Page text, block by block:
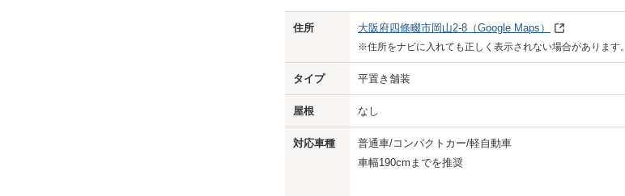
住所
大阪府四條畷市岡山2-8 （Google Maps）
※住所をナビに入れても正しく表示されない場合があります。
タイプ 平置き舗装
屋根 なし
対応車種
普通車/コンパクトカー/軽自動車
車幅190cmまでを推奨